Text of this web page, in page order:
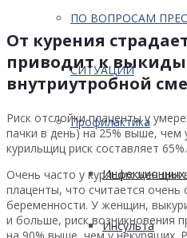
ПО ВОПРОСАМ
СИТУАЦИЙ
Профилактика
Инфекционных
Инсульта
От курения
приводит к
внутриутробной
Риск отслойки плаценты у
пачки в день) на 25% выше, чем
курильщиц риск составляет 65%.
Очень часто у курящих женщин
плаценты, что считается
беременности. У женщин,
и больше, риск возникновения